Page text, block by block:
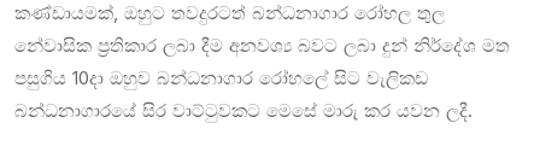
කණ්ඩායමක්, ඔහුට තවදුරටත් බන්ධනාගාර රෝහල තුල
නේවාසික ප්‍රතිකාර ලබා දීම අනවශ්‍ය බවට ලබා දුන් නිර්දේශ මත
පසුගිය 10දා ඔහුව බන්ධනාගාර රෝහලේ සිට වැලිකඩ
බන්ධනාගාරයේ සිර වාට්ටුවකට මෙසේ මාරු කර යවන ලදී.